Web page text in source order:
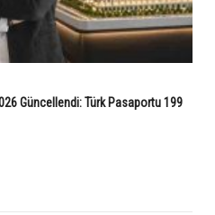
Güncellendi: Türk Pasaportu 199